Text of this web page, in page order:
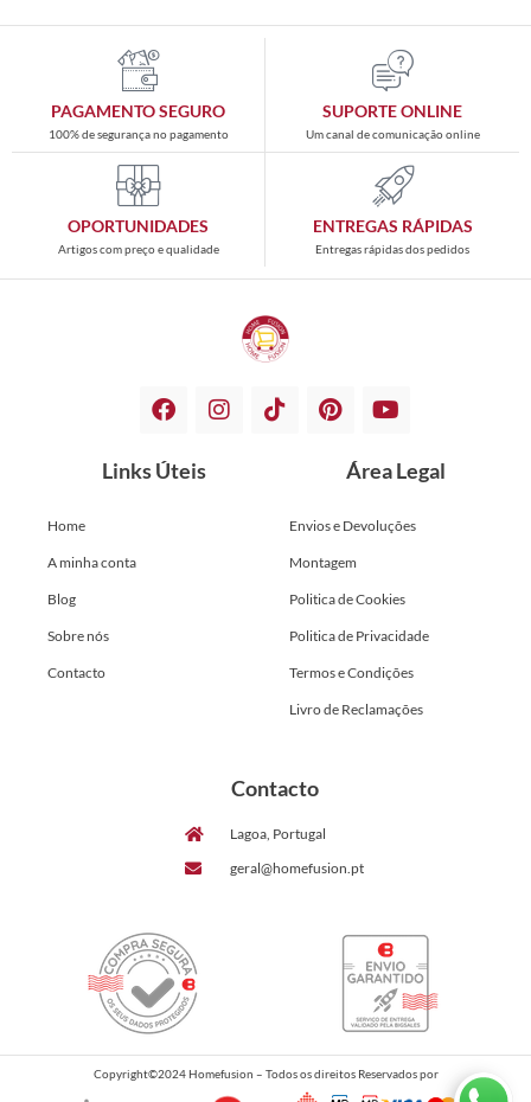
PAGAMENTO SEGURO
100% de segurança no pagamento
SUPORTE ONLINE
Um canal de comunicação online
OPORTUNIDADES
Artigos com preço e qualidade
ENTREGAS RÁPIDAS
Entregas rápidas dos pedidos
Links Úteis
Home
A minha conta
Blog
Sobre nós
Contacto
Área Legal
Envios e Devoluções
Montagem
Politica de Cookies
Politica de Privacidade
Termos e Condições
Livro de Reclamações
Contacto
Lagoa, Portugal
geral@homefusion.pt
Copyright©2024 Homefusion – Todos os direitos Reservados por